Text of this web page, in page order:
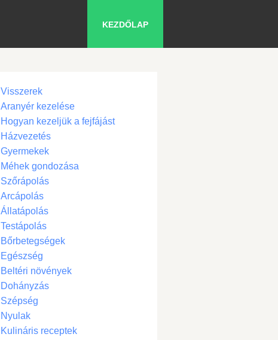
KEZDŐLAP
Visszerek
Aranyér kezelése
Hogyan kezeljük a fejfájást
Házvezetés
Gyermekek
Méhek gondozása
Szőrápolás
Arcápolás
Állatápolás
Testápolás
Bőrbetegségek
Egészség
Beltéri növények
Dohányzás
Szépség
Nyulak
Kulináris receptek